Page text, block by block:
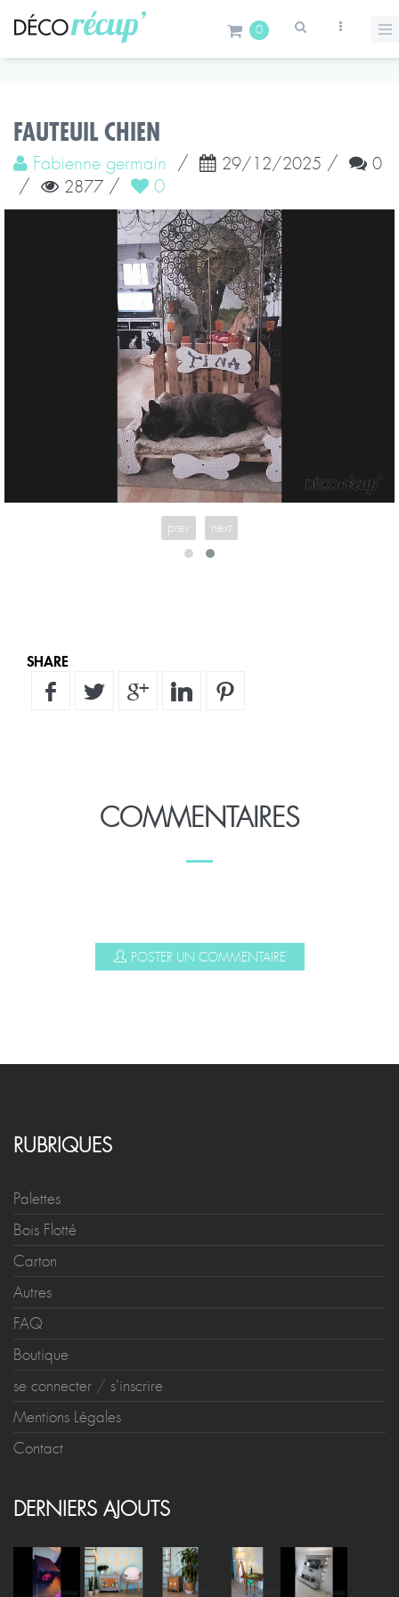
0
FAUTEUIL CHIEN
Fabienne germain / 29/12/2025 / 0
/ 2877 / 0
prev next
SHARE
COMMENTAIRES
POSTER UN COMMENTAIRE
RUBRIQUES
Palettes
Bois Flotté
Carton
Autres
FAQ
Boutique
se connecter / s'inscrire
Mentions Légales
Contact
DERNIERS AJOUTS